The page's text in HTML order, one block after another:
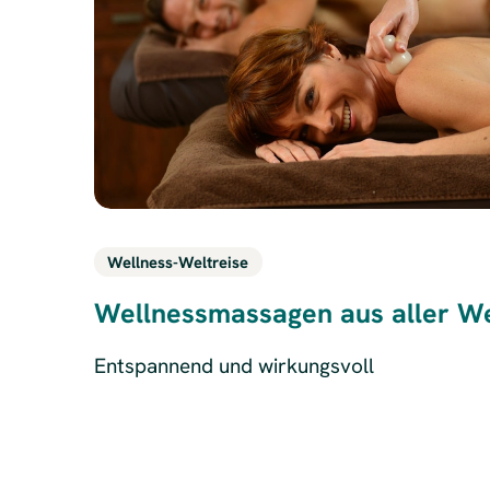
Wellnessmassagen aus aller
Entspannend und wirkungsvoll
Wellness-Weltreise